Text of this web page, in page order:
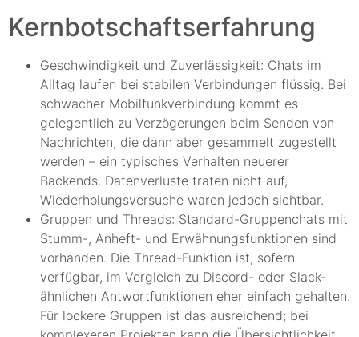
Kernbotschaftserfahrung
Geschwindigkeit und Zuverlässigkeit: Chats im
Alltag laufen bei stabilen Verbindungen flüssig. Bei
schwacher Mobilfunkverbindung kommt es
gelegentlich zu Verzögerungen beim Senden von
Nachrichten, die dann aber gesammelt zugestellt
werden – ein typisches Verhalten neuerer
Backends. Datenverluste traten nicht auf,
Wiederholungsversuche waren jedoch sichtbar.
Gruppen und Threads: Standard-Gruppenchats mit
Stumm-, Anheft- und Erwähnungsfunktionen sind
vorhanden. Die Thread-Funktion ist, sofern
verfügbar, im Vergleich zu Discord- oder Slack-
ähnlichen Antwortfunktionen eher einfach gehalten.
Für lockere Gruppen ist das ausreichend; bei